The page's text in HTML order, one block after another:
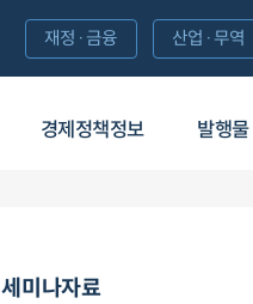
경제정책정보 발행물
재정·금융 산업·무역
세미나자료